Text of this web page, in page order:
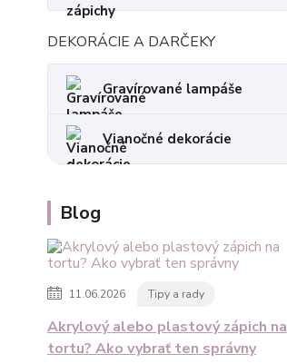
DEKORÁCIE A DARČEKY
Gravírované lampáše
Vianočné dekorácie
Blog
11.06.2026 Tipy a rady
Akrylový alebo plastový zápich na
tortu? Ako vybrať ten správny